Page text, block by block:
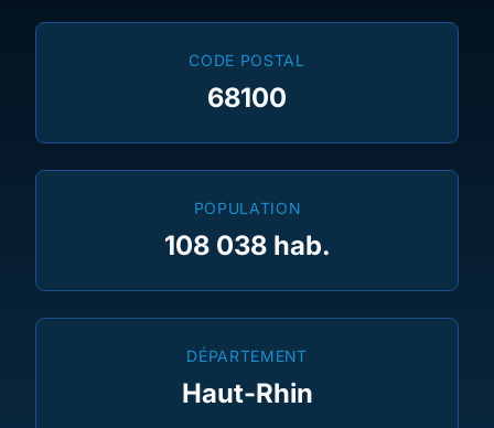
CODE POSTAL
68100
POPULATION
108 038 hab.
DÉPARTEMENT
Haut-Rhin